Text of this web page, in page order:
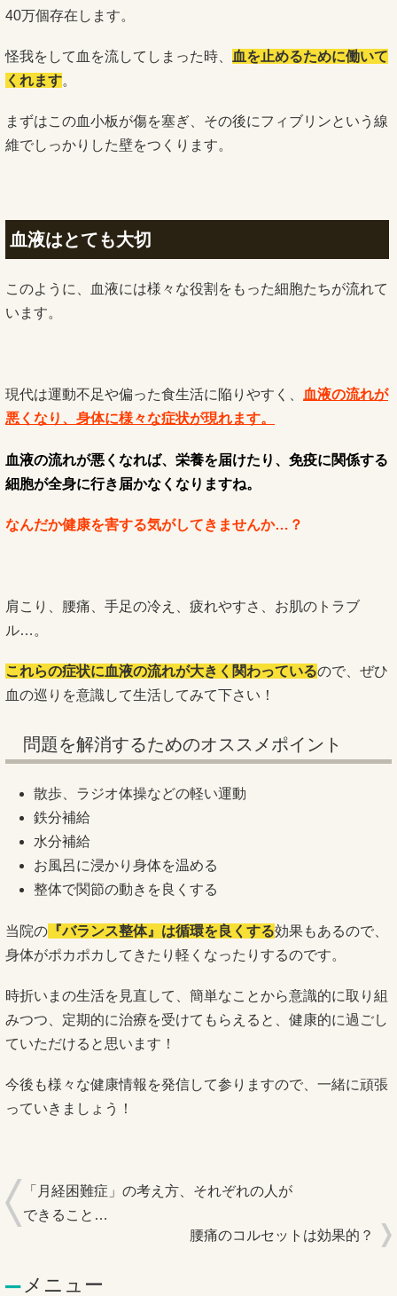
40万個存在します。
怪我をして血を流してしまった時、
血を止めるために働いて
くれます。
まずはこの血小板が傷を塞ぎ、その後にフィブリンという線
維でしっかりした壁をつくります。
血液はとても大切
このように、血液には様々な役割をもった細胞たちが流れて
います。
現代は運動不足や偏った食生活に陥りやすく、 血液の流れが
悪くなり 、身体に様々な症状が現れます。
血液の流れが悪くなれば、栄養を届けたり、免疫に関係する
細胞が全身に行き届かなくなりますね。
なんだか健康を害する気がしてきませんか…？
肩こり、腰痛、手足の冷え、疲れやすさ、お肌のトラブ
ル…。
これらの症状に血液の流れが大きく関わっているので、ぜひ
血の巡りを意識して生活してみて下さい！
問題を解消するためのオススメポイント
散歩、ラジオ体操などの軽い運動
鉄分補給
水分補給
お風呂に浸かり身体を温める
整体で関節の動きを良くする
当院の 『バランス整体』は循環を良くする効果もあるので、
身体がポカポカしてきたり軽くなったりするのです。
時折いまの生活を見直して、簡単なことから意識的に取り組
みつつ、定期的に治療を受けてもらえると、健康的に過ごし
ていただけると思います！
今後も様々な健康情報を発信して参りますので、一緒に頑張
っていきましょう！
「月経困難症」の考え方、それぞれの人が
できること…
腰痛のコルセットは効果的？
メニュー